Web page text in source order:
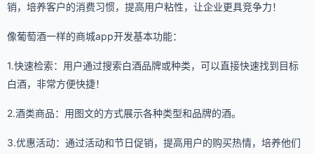
销，培养客户的消费习惯，提高用户粘性，让企业更具竞争力！
像葡萄酒一样的商城app开发基本功能：
1.快速检索：用户通过搜索白酒品牌或种类，可以直接快速找到目标
白酒，非常方便快捷！
2.酒类商品：用图文的方式展示各种类型和品牌的酒。
3.优惠活动：通过活动和节日促销，提高用户的购买热情，培养他们